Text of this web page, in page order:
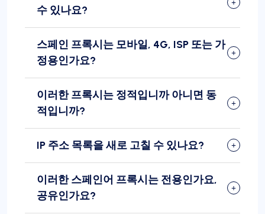
수 있나요?
스페인 프록시는 모바일, 4G, ISP 또는 가
정용인가요?
이러한 프록시는 정적입니까 아니면 동
적입니까?
IP 주소 목록을 새로 고칠 수 있나요?
이러한 스페인어 프록시는 전용인가요,
공유인가요?